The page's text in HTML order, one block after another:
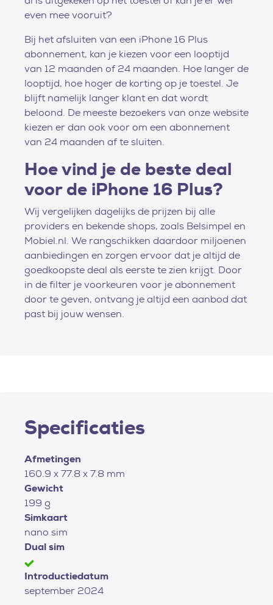
even mee vooruit?
Bij het afsluiten van een iPhone 16 Plus
abonnement, kan je kiezen voor een looptijd
van 12 maanden of 24 maanden. Hoe langer de
looptijd, hoe hoger de korting op je toestel. Je
blijft namelijk langer klant en dat wordt
beloond. De meeste bezoekers van onze website
kiezen er dan ook voor om een abonnement
van 24 maanden af te sluiten.
Hoe vind je de beste deal
voor de iPhone 16 Plus?
Wij vergelijken dagelijks de prijzen bij alle
providers en bekende shops, zoals Belsimpel en
Mobiel.nl. We rangschikken daardoor miljoenen
aanbiedingen en zorgen ervoor dat je altijd de
goedkoopste deal als eerste te zien krijgt. Door
in de filter je voorkeuren voor je abonnement
door te geven, ontvang je altijd een aanbod dat
past bij jouw wensen.
Specificaties
Afmetingen
160.9 x 77.8 x 7.8 mm
Gewicht
199 g
Simkaart
nano sim
Dual sim
Introductiedatum
september 2024